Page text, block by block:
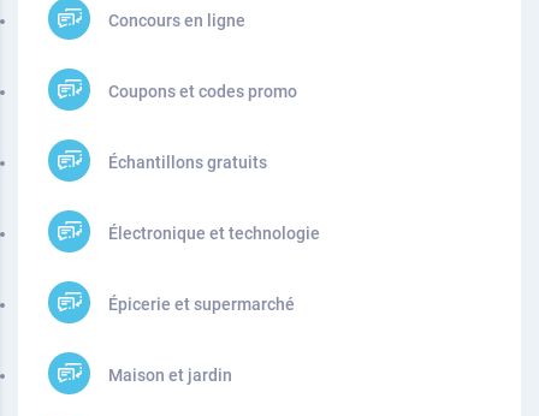
Concours en ligne
Coupons et codes promo
Échantillons gratuits
Électronique et technologie
Épicerie et supermarché
Maison et jardin